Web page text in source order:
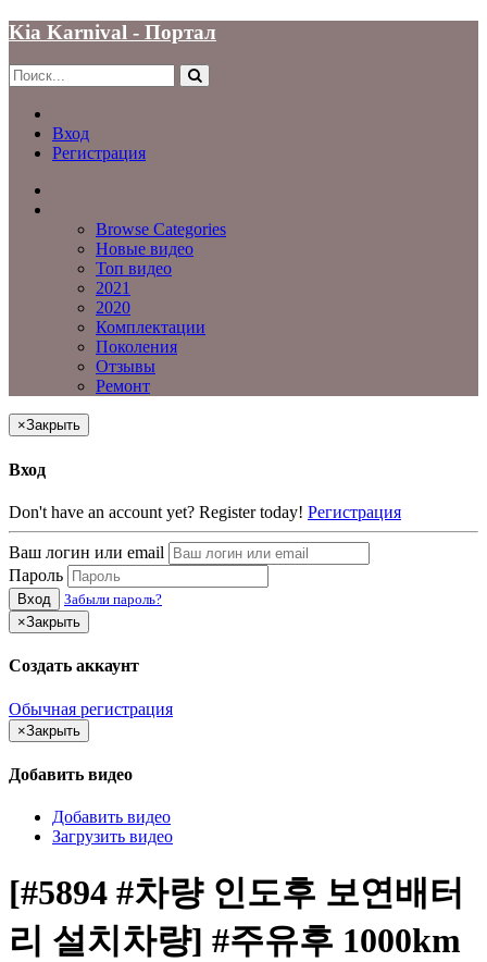
Kia Karnival - Портал
Вход
Регистрация
Browse Categories
Новые видео
Топ видео
2021
2020
Комплектации
Поколения
Отзывы
Ремонт
×Закрыть
Вход
Don't have an account yet? Register today! Регистрация
Ваш логин или email
Пароль
Вход
Забыли пароль?
×Закрыть
Создать аккаунт
Обычная регистрация
×Закрыть
Добавить видео
Добавить видео
Загрузить видео
[#5894 #차량 인도후 보연배터
리 설치차량] #주유후 1000km